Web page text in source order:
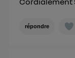
répondre